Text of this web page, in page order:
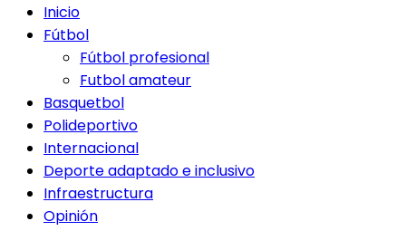
Inicio
Fútbol
Fútbol profesional
Futbol amateur
Basquetbol
Polideportivo
Internacional
Deporte adaptado e inclusivo
Infraestructura
Opinión